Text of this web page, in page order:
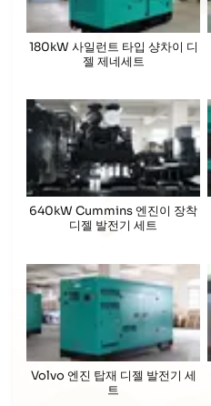
180kW 사일런트 타입 샹차이 디
젤 제네세트
640kW Cummins 엔진이 장착
디젤 발전기 세트
Volvo 엔진 탑재 디젤 발전기 세
트